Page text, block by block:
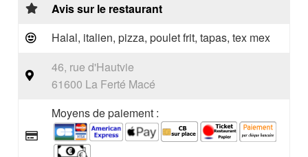
Avis sur le restaurant
Halal, italien, pizza, poulet frit, tapas, tex mex
46, rue d'Hautvie
61600 La Ferté Macé
Moyens de paiement :